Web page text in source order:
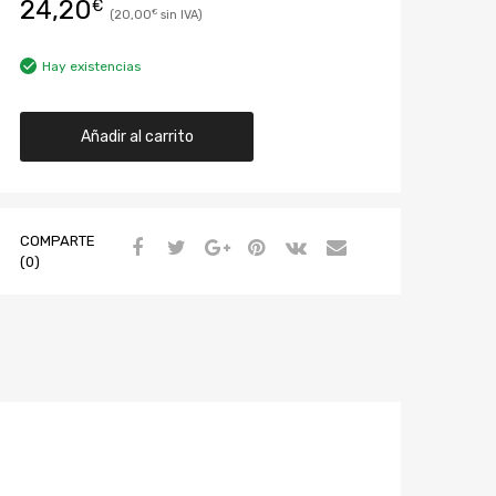
24,20€ 20,00€
Hay existencias
Añadir al carrito
COMPARTE
(0)